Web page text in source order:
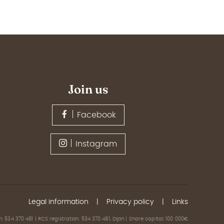
Join us
Facebook
Instagram
Legal information Privacy policy Links
534 370 481 | RCS registration: 534 370 481, Dijon | Share capital: 100 000€